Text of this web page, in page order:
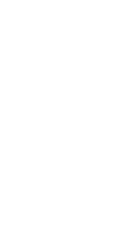
ないなって思って
が
ビリをするように
を探していこうとか
い 得か損かじゃなくて 好
で
ですけど
ないかなと